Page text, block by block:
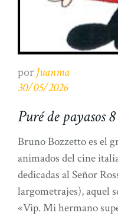
porJuanma
30/05/2026
Puré de payasos
Bruno Bozzetto es el
animados del cine
dedicadas al Señor
largometrajes), aquel
«Vip. Mi hermano